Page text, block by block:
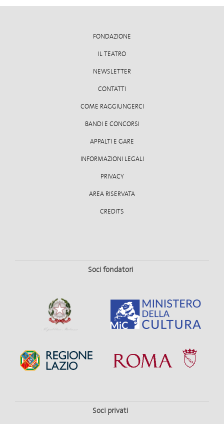
FONDAZIONE
IL TEATRO
NEWSLETTER
CONTATTI
COME RAGGIUNGERCI
BANDI E CONCORSI
APPALTI E GARE
INFORMAZIONI LEGALI
PRIVACY
AREA RISERVATA
CREDITS
Soci fondatori
Soci privati